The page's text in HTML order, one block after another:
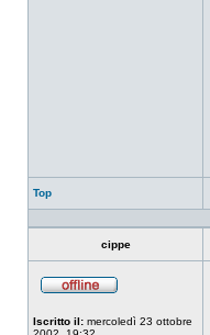
Top
cippe
Iscritto il: mercoledì 23 ottobre